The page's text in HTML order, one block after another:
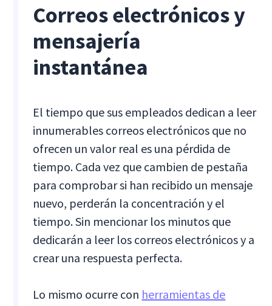
Correos electrónicos y
mensajería
instantánea
El tiempo que sus empleados dedican a leer
innumerables correos electrónicos que no
ofrecen un valor real es una pérdida de
tiempo. Cada vez que cambien de pestaña
para comprobar si han recibido un mensaje
nuevo, perderán la concentración y el
tiempo. Sin mencionar los minutos que
dedicarán a leer los correos electrónicos y a
crear una respuesta perfecta.
Lo mismo ocurre con herramientas de